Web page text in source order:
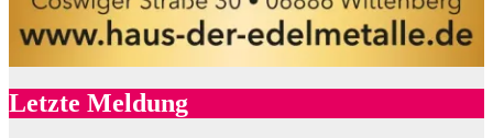
Letzte Meldung